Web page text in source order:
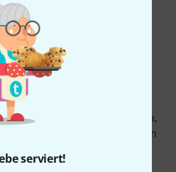
serviert!
so erfolgt, dass sie sich
Von einer Seite zur anderen
von -6 bis -18 dB. Der Klang
er bleibt so, wie er am
mit einer Variation der
mit Miro, das
funktioniert einwandfrei. Es ist
um Probleme zu vermeiden,
Eingänge haben. Sie stecken
und können Ihre
dass es zu